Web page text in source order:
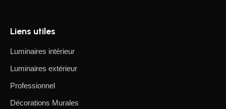
Liens utiles
Luminaires intérieur
Luminaires extérieur
Professionnel
Décorations Murales